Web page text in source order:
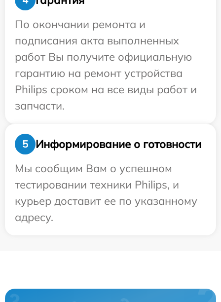
По окончании ремонта и
подписания акта выполненных
работ Вы получите официальную
гарантию на ремонт устройства
Philips сроком на все виды работ и
запчасти.
5
Информирование о готовности
Мы сообщим Вам о успешном
тестировании техники Philips, и
курьер доставит ее по указанному
адресу.